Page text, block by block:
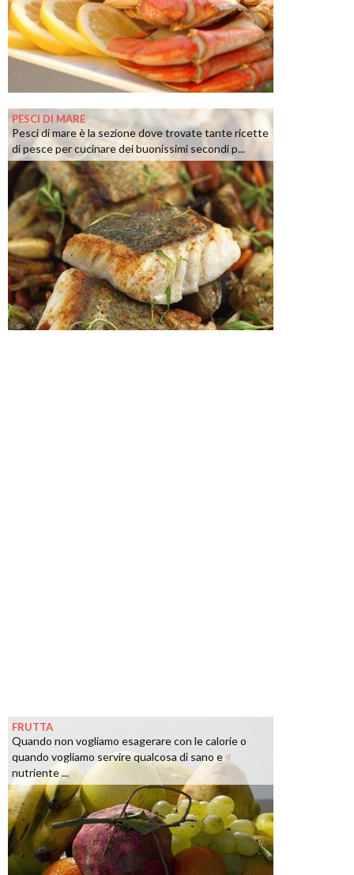
PESCI DI MARE
Pesci di mare è la sezione dove trovate tante ricette
di pesce per cucinare dei buonissimi secondi p...
FRUTTA
Quando non vogliamo esagerare con le calorie o
quando vogliamo servire qualcosa di sano e
nutriente ...